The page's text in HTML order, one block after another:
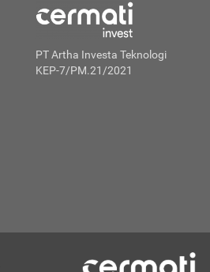
PT Artha Investa Teknologi
KEP-7/PM.21/2021